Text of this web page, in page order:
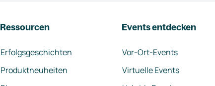
Ressourcen
Erfolgsgeschichten
Produktneuheiten
Events entdecken
Vor-Ort-Events
Virtuelle Events